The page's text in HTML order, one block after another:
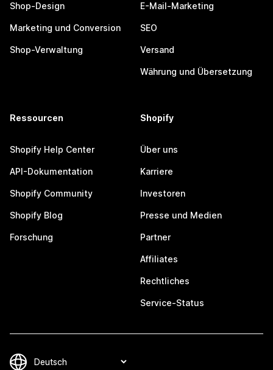
Shop-Design
Marketing und Conversion
Shop-Verwaltung
E-Mail-Marketing
SEO
Versand
Währung und Übersetzung
Ressourcen
Shopify Help Center
API-Dokumentation
Shopify Community
Shopify Blog
Forschung
Shopify
Über uns
Karriere
Investoren
Presse und Medien
Partner
Affiliates
Rechtliches
Service-Status